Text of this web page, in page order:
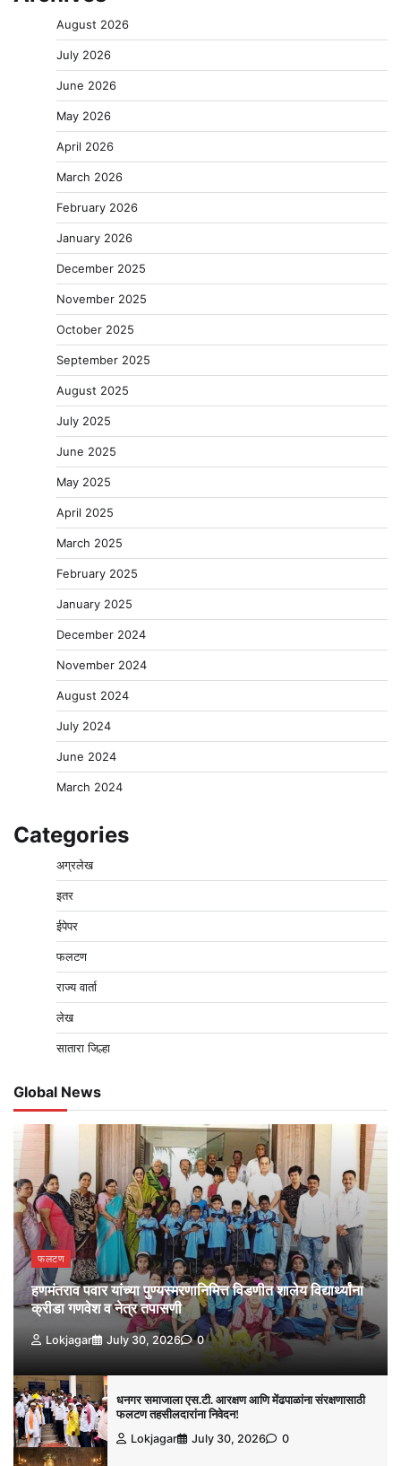
August 2026
July 2026
June 2026
May 2026
April 2026
March 2026
February 2026
January 2026
December 2025
November 2025
October 2025
September 2025
August 2025
July 2025
June 2025
May 2025
April 2025
March 2025
February 2025
January 2025
December 2024
November 2024
August 2024
July 2024
June 2024
March 2024
Categories
अग्रलेख
इतर
ईपेपर
फलटण
राज्य वार्ता
लेख
सातारा जिल्हा
Global News
फलटण
हणमंतराव पवार यांच्या पुण्यस्मरणानिमित्त विडणीत शालेय विद्यार्थ्यांना
क्रीडा गणवेश व नेत्र तपासणी
Lokjagar July 30, 2026 0
धनगर समाजाला एस.टी. आरक्षण आणि मेंढपाळांना संरक्षणासाठी
फलटण तहसीलदारांना निवेदन!
Lokjagar
July 30, 2026 0